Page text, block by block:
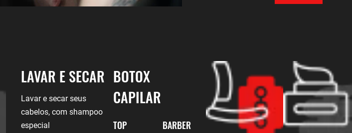
LAVAR E SECAR
Lavar e secar seus
cabelos, com shampoo
especial
BOTOX
CAPILAR
TOP
BARBER